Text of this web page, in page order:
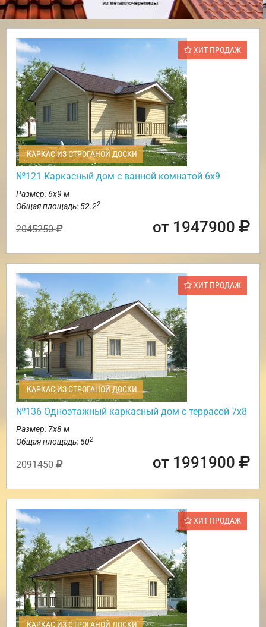
ХИТ ПРОДАЖ
КАРКАС ИЗ СТРОГАНОЙ ДОСКИ
№121 Каркасный дом с ванной комнатой 6х9
Размер: 6х9 м
Общая площадь: 52.22
2045250 от 1947900
ХИТ ПРОДАЖ
КАРКАС ИЗ СТРОГАНОЙ ДОСКИ
№136 Одноэтажный каркасный дом с террасой 7х8
Размер: 7х8 м
Общая площадь: 502
2091450 от 1991900
ХИТ ПРОДАЖ
КАРКАС ИЗ СТРОГАНОЙ ДОСКИ